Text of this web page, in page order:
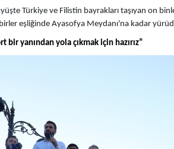
Türkiye ve Filistin bayrakları taşıyan on
eşliğinde Ayasofya Meydanı'na kadar
bir yanından yola çıkmak için hazırız”